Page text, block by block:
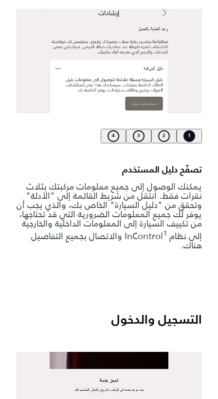
1
2
3
4
تصفّح دليل المستخدم
يمكنك الوصول إلى جميع معلومات مركبتك بثلاث
نقرات فقط. انتقل من شريط القائمة إلى "الأدلة"
وتحقق من "دليل السيارة" الخاص بك، والذي يجب أن
يوفر لك جميع المعلومات الضرورية التي قد تحتاجها،
من تكييف السيارة إلى المعلومات الداخلية والخارجية
إلى نظام InControl 1 والاتصال بجميع التفاصيل
هناك.
التسجيل والدخول